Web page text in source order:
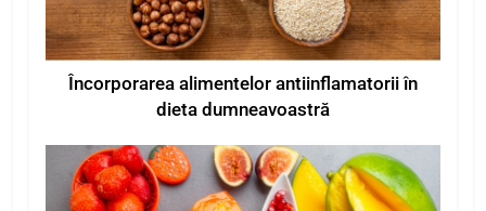
Încorporarea alimentelor antiinflamatorii în
dieta dumneavoastră